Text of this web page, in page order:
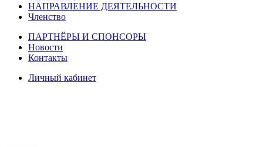
НАПРАВЛЕНИЕ ДЕЯТЕЛЬНОСТИ
Членство
ПАРТНЁРЫ И СПОНСОРЫ
Новости
Контакты
Личный кабинет